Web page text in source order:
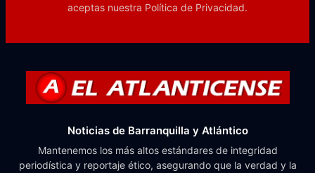
aceptas nuestra Política de Privacidad.
Noticias de Barranquilla y Atlántico
Mantenemos los más altos estándares de integridad
periodística y reportaje ético, asegurando que la verdad y la